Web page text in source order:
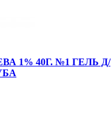
1% 40Г. №1 ГЕЛЬ Д/